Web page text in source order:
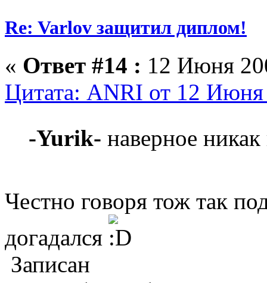
Re: Varlov защитил диплом!
« Ответ #14 : 12 Июня
Цитата: ANRI от 12
-Yurik- наверное
Честно говоря тож так
догадался
Записан